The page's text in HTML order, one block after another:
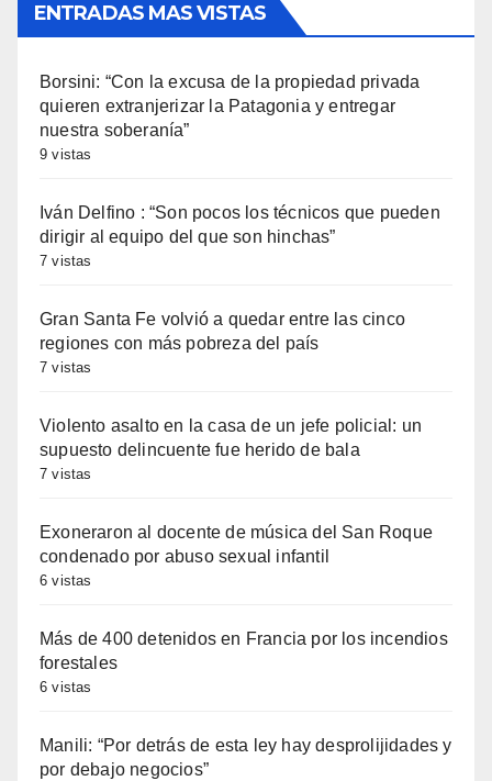
ENTRADAS MAS VISTAS
Borsini: “Con la excusa de la propiedad privada
quieren extranjerizar la Patagonia y entregar
nuestra soberanía”
9 vistas
Iván Delfino : “Son pocos los técnicos que pueden
dirigir al equipo del que son hinchas”
7 vistas
Gran Santa Fe volvió a quedar entre las cinco
regiones con más pobreza del país
7 vistas
Violento asalto en la casa de un jefe policial: un
supuesto delincuente fue herido de bala
7 vistas
Exoneraron al docente de música del San Roque
condenado por abuso sexual infantil
6 vistas
Más de 400 detenidos en Francia por los incendios
forestales
6 vistas
Manili: “Por detrás de esta ley hay desprolijidades y
por debajo negocios”